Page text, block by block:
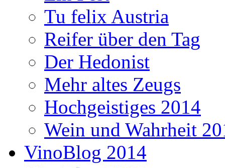
Tu felix Austria
Reifer über den Tag
Der Hedonist
Mehr altes Zeugs
Hochgeistiges 2014
Wein und Wahrheit
VinoBlog 2014